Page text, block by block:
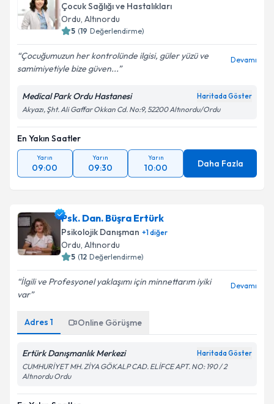
Çocuk Sağlığı ve Hastalıkları
Ordu, Altınordu
5 (19 Değerlendirme)
Çocuğumuzun her kontrolünde ilgisi, güler yüzü ve
samimiyetiyle bize güven...
Devamı
Medical Park Ordu Hastanesi Haritada Göster
Akyazı, Şht. Ali Gaffar Okkan Cd. No:9, 52200 Altınordu/Ordu
En Yakın Saatler
Yarın
09:00
Yarın
09:30
Yarın
10:00 Daha Fazla
Psk. Dan. Büşra Ertürk
Psikolojik Danışman +1diğer
Ordu, Altınordu
5 (12 Değerlendirme)
İlgili ve Profesyonel yaklaşımı için minnettarım iyiki
var
Devamı
Adres 1 Online Görüşme
Ertürk Danışmanlık Merkezi Haritada Göster
CUMHURİYET MH. ZİYA GÖKALP CAD. ELİFCE APT. NO: 190 / 2
Altınordu Ordu